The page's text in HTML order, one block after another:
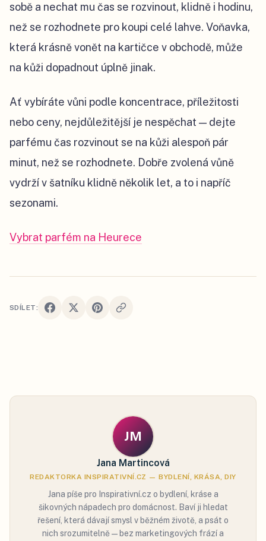
sobě a nechat mu čas se rozvinout, klidně i hodinu,
než se rozhodnete pro koupi celé lahve. Voňavka,
která krásně vonět na kartičce v obchodě, může
na kůži dopadnout úplně jinak.
Ať vybíráte vůni podle koncentrace, příležitosti
nebo ceny, nejdůležitější je nespěchat — dejte
parfému čas rozvinout se na kůži alespoň pár
minut, než se rozhodnete. Dobře zvolená vůně
vydrží v šatníku klidně několik let, a to i napříč
sezonami.
Vybrat parfém na Heurece
SDÍLET:
JM
Jana Martincová
REDAKTORKA INSPIRATIVNÍ.CZ — BYDLENÍ, KRÁSA, DIY
Jana píše pro Inspirativní.cz o bydlení, kráse a
šikovných nápadech pro domácnost. Baví ji hledat
řešení, která dávají smysl v běžném životě, a psát o
nich srozumitelně — bez marketingových frází a